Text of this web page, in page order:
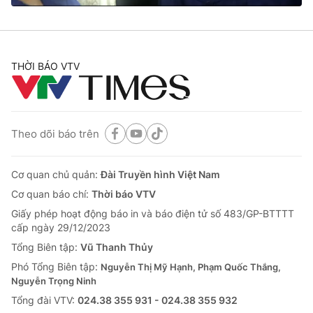
VTV9
Liên hệ tòa soạn English
THỜI BÁO VTV
Theo dõi báo trên
Cơ quan chủ quản:
Cơ quan báo chí:Thời báo VTV
THỜI BÁO VTV
Theo dõi báo trên
Cơ quan chủ quản:Đài Truyền hình Việt Nam
Cơ quan báo chí: Thời báo VTV
Giấy phép hoạt động báo in và báo điện tử số 483/GP-BTTTT
cấp ngày 29/12/2023
Tổng Biên tập: Vũ Thanh Thủy
Phó Tổng Biên tập: Nguyễn Thị Mỹ Hạnh, Phạm Quốc Thắng,
Nguyễn Trọng Ninh
Tổng đài VTV: 024.38 355 931 - 024.38 355 932